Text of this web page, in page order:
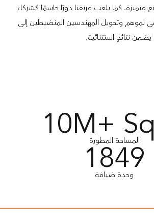
متميزة. كما يلعب فريقنا دورًا حاسمًا كشركاء
نموهم وتحويل المهندسين المنضبطين إلى
نتائج استثنائية.
10M+المساحة المطورة
1849
وحدة ضيافة